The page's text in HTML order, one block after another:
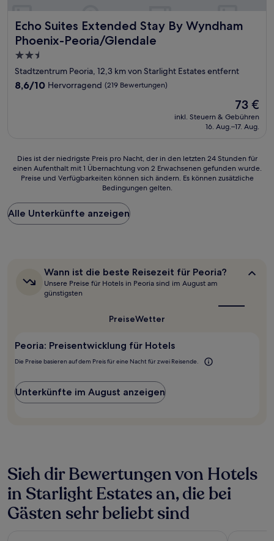
Echo Suites Extended Stay By Wyndham
Phoenix-Peoria/Glendale
Echo Suites Extended Stay By Wyndham Phoenix-Peoria/
2.5-
Sterne-
Unterkunft
Stadtzentrum Peoria, 12,3 km von Starlight Estates entfernt
8.6
8,6/10 Hervorragend (219 Bewertungen)
Der
Preis
beträgt
73 €
inkl. Steuern & Gebühren
16. Aug.–17. Aug.
Dies
ist
Preis
pro
Nacht,
24 Stunden
von
2 Erwachsenen
wurde.
Preise
und
können
zusätzliche
Bedingungen
gelten.
Dies ist der niedrigste Preis pro Nacht, der in den letzten 24 Stunden für
einen Aufenthalt mit 1 Übernachtung von 2 Erwachsenen gefunden wurde.
Preise und Verfügbarkeiten können sich ändern. Es können zusätzliche
Bedingungen gelten.
Alle Unterkünfte anzeigen
Wann
ist
die
beste
Wann ist die beste Reisezeit für Peoria?
Unsere Preise für Hotels in Peoria sind im August am
günstigsten
PreiseWetter
Peoria: Preisentwicklung für Hotels
Die Preise basieren auf dem Preis für eine Nacht für zwei Reisende.
Unterkünfte im August anzeigen
Sieh dir Bewertungen von Hotels
in Starlight Estates an, die bei
Gästen sehr beliebt sind